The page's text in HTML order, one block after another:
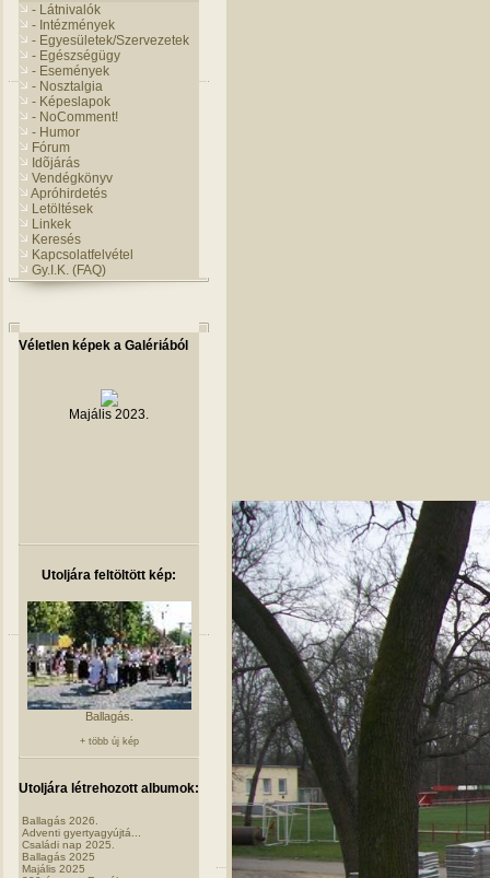
- Látnivalók
- Intézmények
- Egyesületek/Szervezetek
- Egészségügy
- Események
- Nosztalgia
- Képeslapok
- NoComment!
- Humor
Fórum
Idõjárás
Vendégkönyv
Apróhirdetés
Letöltések
Linkek
Keresés
Kapcsolatfelvétel
Gy.I.K. (FAQ)
Véletlen képek a Galériából
Majális 2023.
Utoljára feltöltött kép:
Ballagás.
+ több új kép
Utoljára létrehozott albumok:
Ballagás 2026.
Adventi gyertyagyújtá...
Családi nap 2025.
Ballagás 2025
Majális 2025